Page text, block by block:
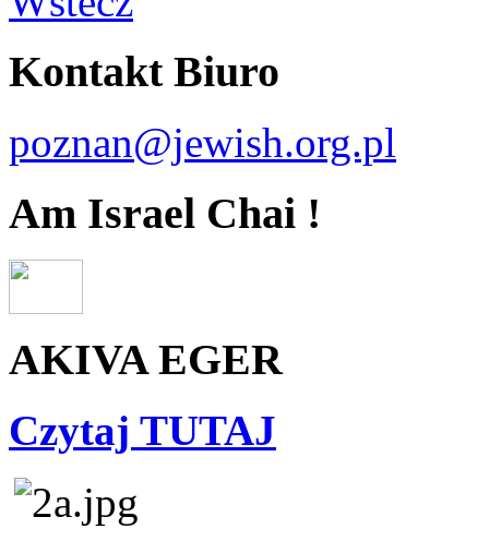
Kontakt Biuro
poznan@jewish.org.pl
Am Israel Chai !
AKIVA EGER
Czytaj TUTAJ